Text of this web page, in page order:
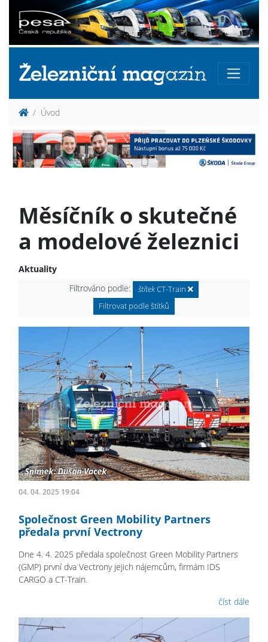
Úvod
Měsíčník o skutečné
a modelové železnici
Aktuality
Filtrováno podle:
štítekCT-Train
Filtrovat podle štítků
04. 04. 2025 19:04
Společnost Green Mobility Partners
předala první Vectrony
Dne 4. 4. 2025 předala společnost Green Mobility Partners
(GMP) první dva Vectrony jejich nájemcům, firmám IDS
CARGO a CT-Train.
číst dále